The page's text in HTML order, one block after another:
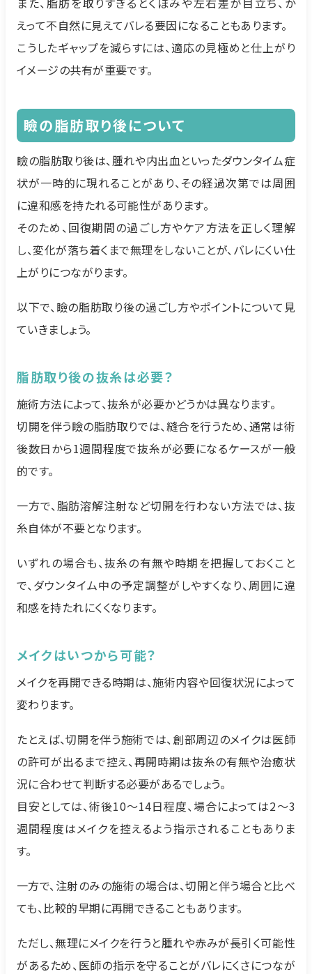
えって不自然に見えてバレる要因になることもあります。
こうしたギャップを減らすには、適応の見極めと仕上がり
イメージの共有が重要です。
瞼の脂肪取り後について
瞼の脂肪取り後は、腫れや内出血といったダウンタイム症
状が一時的に現れることがあり、その経過次第では周囲
に違和感を持たれる可能性があります。
そのため、回復期間の過ごし方やケア方法を正しく理解
し、変化が落ち着くまで無理をしないことが、バレにくい仕
上がりにつながります。
以下で、瞼の脂肪取り後の過ごし方やポイントについて見
ていきましょう。
脂肪取り後の抜糸は必要？
施術方法によって、抜糸が必要かどうかは異なります。
切開を伴う瞼の脂肪取りでは、縫合を行うため、通常は術
後数日から1週間程度で抜糸が必要になるケースが一般
的です。
一方で、脂肪溶解注射など切開を行わない方法では、抜
糸自体が不要となります。
いずれの場合も、抜糸の有無や時期を把握しておくこと
で、ダウンタイム中の予定調整がしやすくなり、周囲に違
和感を持たれにくくなります。
メイクはいつから可能？
メイクを再開できる時期は、施術内容や回復状況によって
変わります。
たとえば、切開を伴う施術では、創部周辺のメイクは医師
の許可が出るまで控え、再開時期は抜糸の有無や治癒状
況に合わせて判断する必要があるでしょう。
目安としては、術後10〜14日程度、場合によっては2〜3
週間程度はメイクを控えるよう指示されることもありま
す。
一方で、注射のみの施術の場合は、切開と伴う場合と比べ
ても、比較的早期に再開できることもあります。
ただし、無理にメイクを行うと腫れや赤みが長引く可能性
があるため、医師の指示を守ることがバレにくさにつなが